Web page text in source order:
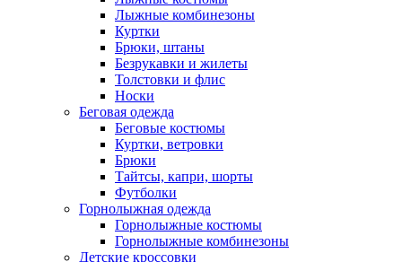
Лыжные комбинезоны
Куртки
Брюки, штаны
Безрукавки и жилеты
Толстовки и флис
Носки
Беговая одежда
Беговые костюмы
Куртки, ветровки
Брюки
Тайтсы, капри, шорты
Футболки
Горнолыжная одежда
Горнолыжные костюмы
Горнолыжные комбинезоны
Детские кроссовки